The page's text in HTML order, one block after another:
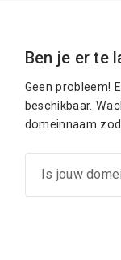
Ben je er te
Geen probleem!
beschikbaar.
domeinnaam